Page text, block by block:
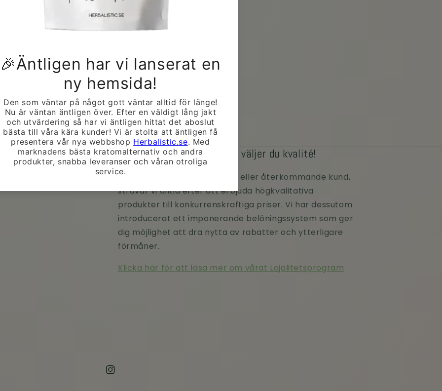
på våra mejl
Ta del av våra erbjudanden och nyhetsbrev
E-post
När du handlar från oss så väljer du kvalité!
Oavsett om du är en ny kund eller återkommande kund,
strävar vi alltid efter att erbjuda högkvalitativa
produkter till konkurrenskraftiga priser. Vi har dessutom
introducerat ett imponerande belöningssystem som ger
dig möjlighet att dra nytta av rabatter och ytterligare
förmåner.
Klicka här för att läsa mer om vårat Lojalitetsprogram
Instagram